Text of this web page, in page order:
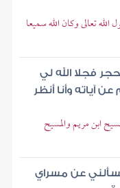
تعالى وكان الله سميعا
فجلا الله لي
وأنا أنظر
ابن مريم والمسيح
عن مسراي